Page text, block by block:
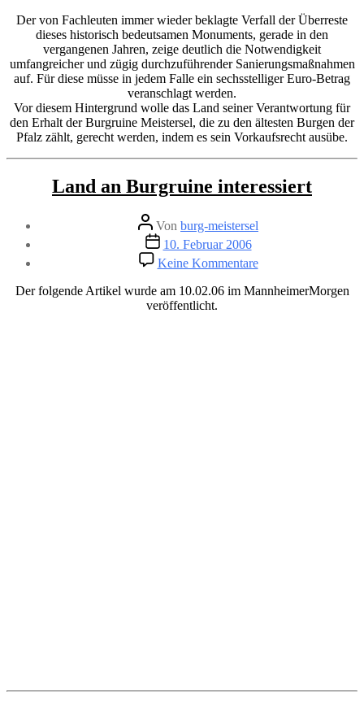
Der von Fachleuten immer wieder beklagte Verfall der Überreste
dieses historisch bedeutsamen Monuments, gerade in den
vergangenen Jahren, zeige deutlich die Notwendigkeit
umfangreicher und zügig durchzuführender Sanierungsmaßnahmen
auf. Für diese müsse in jedem Falle ein sechsstelliger Euro-Betrag
veranschlagt werden.
Vor diesem Hintergrund wolle das Land seiner Verantwortung für
den Erhalt der Burgruine Meistersel, die zu den ältesten Burgen der
Pfalz zählt, gerecht werden, indem es sein Vorkaufsrecht ausübe.
Kategorien
Land an Burgruine interessiert
Beitragsautor
Von burg-meistersel
Veröffentlichungsdatum
10. Februar 2006
Keine Kommentarezu
Land
an
Der folgende Artikel wurde am 10.02.06 im MannheimerMorgen
veröffentlicht.